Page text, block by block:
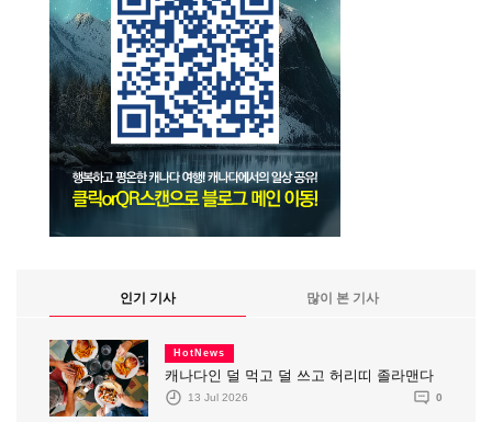
인기 기사 많이 본 기사
HotNews
캐나다인 덜 먹고 덜 쓰고 허리띠 졸라맨다
13 Jul 2026 0